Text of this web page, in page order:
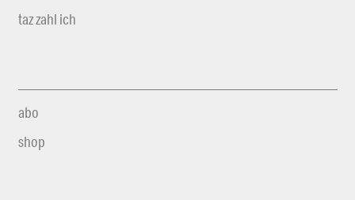
taz zahl ich
abo
shop